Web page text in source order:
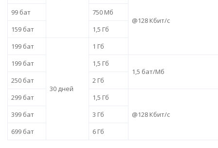
@128 Кбит/с
99 бат
750 Мб
159 бат
1,5 Гб
199 бат
30 дней
1 Гб
199 бат
1,5 Гб
1,5 бат/Мб
250 бат
2 Гб
299 бат
1,5 Гб
@128 Кбит/с
399 бат
3 Гб
699 бат
6 Гб